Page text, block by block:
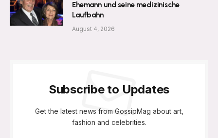
Ehemann und seine medizinische
Laufbahn
August 4, 2026
Subscribe to Updates
Get the latest news from GossipMag about art,
fashion and celebrities.